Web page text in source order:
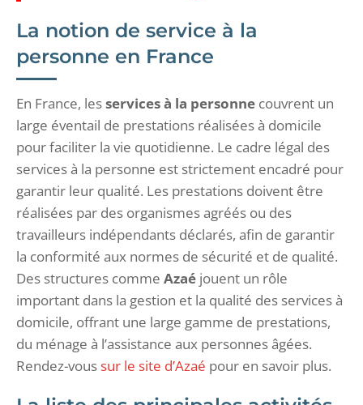
La notion de service à la
personne en France
En France, lesservices à la personne couvrent un
large éventail de prestations réalisées à domicile
pour faciliter la vie quotidienne. Le cadre légal des
services à la personne est strictement encadré pour
garantir leur qualité. Les prestations doivent être
réalisées par des organismes agréés ou des
travailleurs indépendants déclarés, afin de garantir
la conformité aux normes de sécurité et de qualité.
Des structures comme Azaé jouent un rôle
important dans la gestion et la qualité des services à
domicile, offrant une large gamme de prestations,
du ménage à l’assistance aux personnes âgées.
Rendez-voussur le site d’Azaé pour en savoir plus.